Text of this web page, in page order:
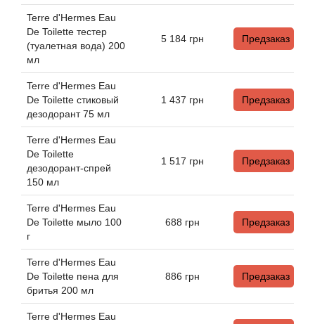
Terre d'Hermes Eau
De Toilette тестер
(туалетная вода) 200
мл
5 184 грн Предзаказ
Terre d'Hermes Eau
De Toilette стиковый
дезодорант 75 мл
1 437 грн Предзаказ
Terre d'Hermes Eau
De Toilette
дезодорант-спрей
150 мл
1 517 грн Предзаказ
Terre d'Hermes Eau
De Toilette мыло 100
г
688 грн Предзаказ
Terre d'Hermes Eau
De Toilette пена для
бритья 200 мл
886 грн Предзаказ
Terre d'Hermes Eau
Antonio Visconti
Aquolina
Arabesque Perfumes
Arabiyat
Aramis
Ariana Grande
Armaf
Armand Basi
Arrogance